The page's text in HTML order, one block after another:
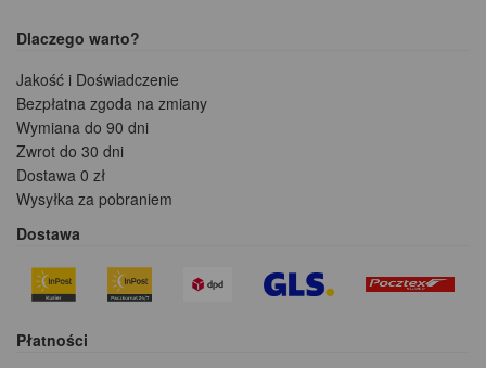
Dlaczego warto?
Jakość i Doświadczenie
Bezpłatna zgoda na zmiany
Wymiana do 90 dni
Zwrot do 30 dni
Dostawa 0 zł
Wysyłka za pobraniem
Dostawa
Płatności